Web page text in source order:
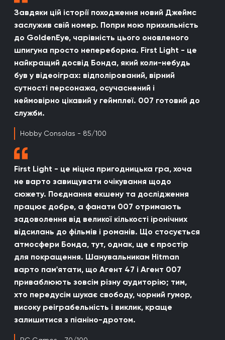
Завдяки цій історії походження новий Джеймс
заслужив свій номер. Попри мою прихильність
до GoldenEye, чарівність цього оновленого
шпигуна просто непереборна. First Light - це
найкращий досвід Бонда, який коли-небудь
був у відеоіграх: відполірований, вірний
сутності персонажа, осучаснений і
неймовірно цікавий у геймплеї. 007 готовий до
служби.
Hobby Consolas - 85/100
First Light - це міцна пригодницька гра, хоча
не варто завищувати очікування щодо
сюжету. Поєднання екшену та дослідження
працює добре, а фанати 007 отримають
задоволення від великої кількості іронічних
відсилань до фільмів і романів. Що стосується
атмосфери Бонда, тут, однак, ще є простір
для покращення. Шанувальникам Hitman
варто пам'ятати, що Агент 47 і Агент 007
приваблюють зовсім різну аудиторію; тим,
хто передусім шукає свободу, чорний гумор,
високу реіграбельність і виклик, краще
залишитися з піаніно-дротом.